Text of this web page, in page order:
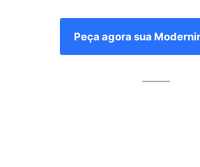
Peça agora sua